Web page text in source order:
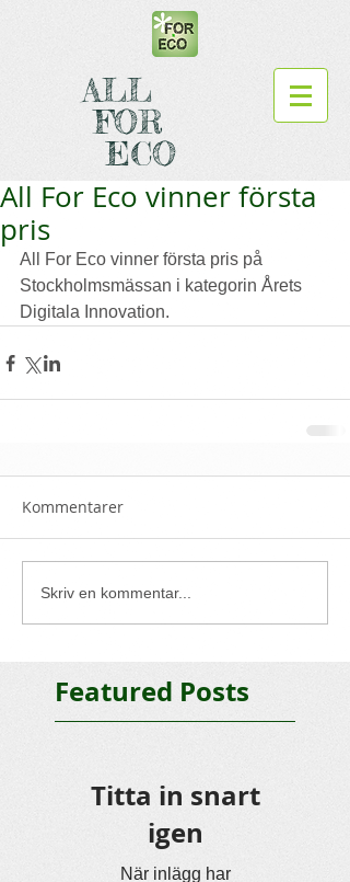
ALL
FOR
ECO
Featured Posts
All For Eco vinner första
pris
All For Eco vinner första pris på
Stockholmsmässan i kategorin Årets
Digitala Innovation.
Kommentarer
Skriv en kommentar...
Titta in snart
igen
När inlägg har